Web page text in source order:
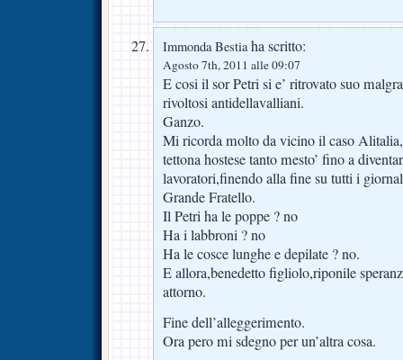
Immonda Bestiaha scritto:
Agosto 7th, 2011 alle 09:07
E cosi il sor Petri si e’ ritrovato suo
rivoltosi antidellavalliani.
Ganzo.
Mi ricorda molto da vicino il caso
tettona hostese tanto mesto’ fino a
lavoratori,finendo alla fine su tutti i
Grande Fratello.
Il Petri ha le poppe ? no
Ha i labbroni ? no
Ha le cosce lunghe e depilate ? no.
E allora,benedetto figliolo,riponile
attorno.
Fine dell’alleggerimento.
Ora pero mi sdegno per un’altra cosa.